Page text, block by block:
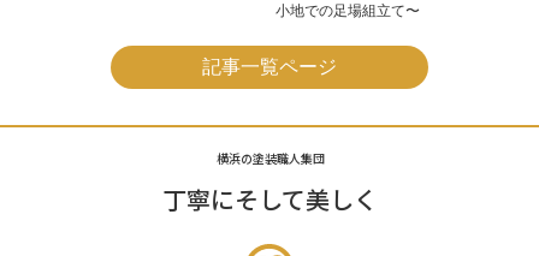
小地での足場組立て〜
記事一覧ページ
横浜の塗装職人集団
丁寧にそして美しく